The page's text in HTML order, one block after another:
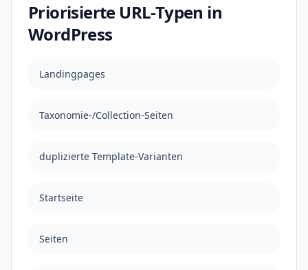
Priorisierte URL-Typen in
WordPress
Landingpages
Taxonomie-/Collection-Seiten
duplizierte Template-Varianten
Startseite
Seiten